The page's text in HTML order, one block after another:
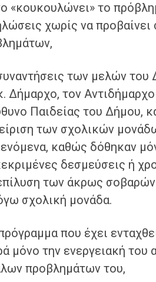
«κουκουλώνει» το
χωρίς να
των μελών του
Δήμαρχο, τον
Παιδείας του Δήμου,
των σχολικών
καθώς δόθηκαν
δεσμεύσεις ή
των άκρως
σχολική μονάδα.
που έχει
μόνο την ενεργειακή του
προβλημάτων του,